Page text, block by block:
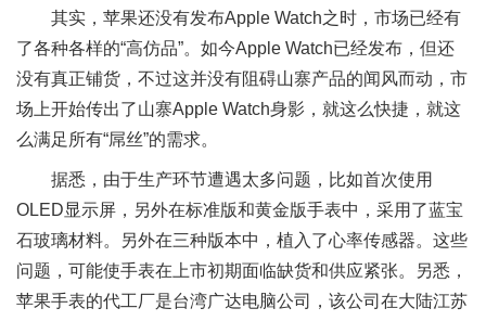
其实，苹果还没有发布Apple Watch之时，市场已经有
了各种各样的“高仿品”。如今Apple Watch已经发布，但还
没有真正铺货，不过这并没有阻碍山寨产品的闻风而动，市
场上开始传出了山寨Apple Watch身影，就这么快捷，就这
么满足所有“屌丝”的需求。
据悉，由于生产环节遭遇太多问题，比如首次使用
OLED显示屏，另外在标准版和黄金版手表中，采用了蓝宝
石玻璃材料。另外在三种版本中，植入了心率传感器。这些
问题，可能使手表在上市初期面临缺货和供应紧张。另悉，
苹果手表的代工厂是台湾广达电脑公司，该公司在大陆江苏